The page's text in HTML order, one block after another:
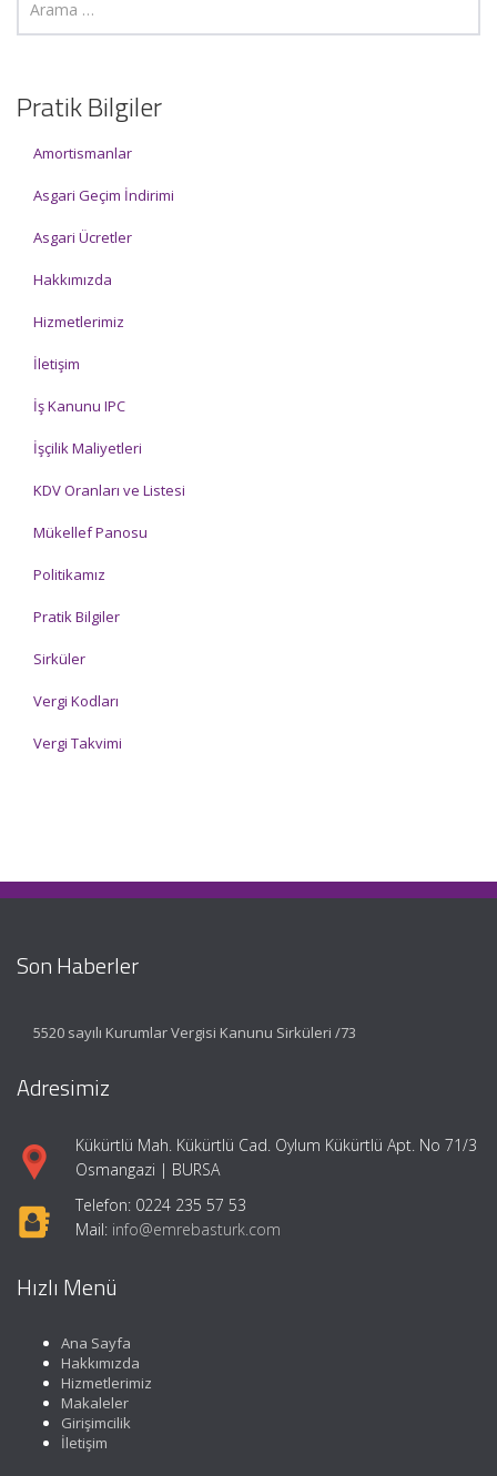
Pratik Bilgiler
Amortismanlar
Asgari Geçim İndirimi
Asgari Ücretler
Hakkımızda
Hizmetlerimiz
İletişim
İş Kanunu IPC
İşçilik Maliyetleri
KDV Oranları ve Listesi
Mükellef Panosu
Politikamız
Pratik Bilgiler
Sirküler
Vergi Kodları
Vergi Takvimi
Son Haberler
5520 sayılı Kurumlar Vergisi Kanunu Sirküleri /73
Adresimiz
Kükürtlü Mah. Kükürtlü Cad. Oylum Kükürtlü Apt. No 71/3
Osmangazi | BURSA
Telefon: 0224 235 57 53
Mail: info@emrebasturk.com
Hızlı Menü
Ana Sayfa
Hakkımızda
Hizmetlerimiz
Makaleler
Girişimcilik
İletişim